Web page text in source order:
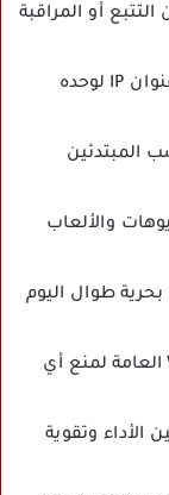
أو المراقبة
إخفاء كامل لهويتك الرقمية عبر تغيير عنوان IP لوحده
المبتدئين
والألعاب
بحرية طوال اليوم
حماية قوية عند الاتصال بشبكات Wi-Fi العامة لمنع أي
الأداء وتقوية